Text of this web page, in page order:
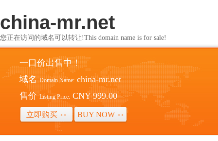
china-mr.net
您正在访问的域名可以转让!This domain name is for sale!
一口价出售中！
域名 Domain Name: china-mr.net
售价 Listing Price: CNY 999.00
立即购买 >> BUY NOW >>